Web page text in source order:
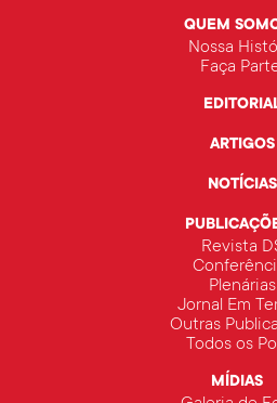
QUEM
Nossa
Faça
ARTIGOS
NOTÍCIAS
Revista
Plenárias
Jornal Em
Outras
Todos os
MÍDIAS